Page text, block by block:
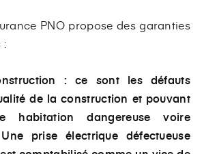
PNO propose des garanties
:
: ce sont les défauts
de la construction et pouvant
habitation dangereuse voire
prise électrique défectueuse